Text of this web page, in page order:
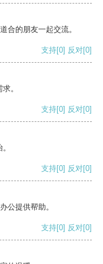
合的朋友一起交流。
支持[0] 反对[0]
。
支持[0] 反对[0]
支持[0] 反对[0]
公提供帮助。
支持[0] 反对[0]